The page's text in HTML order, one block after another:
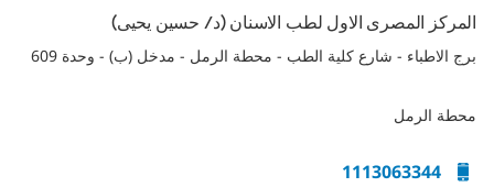
المركز المصرى الاول لطب الاسنان (د/ حسين يحيى)
برج الاطباء - شارع كلية الطب - محطة الرمل - مدخل (ب) - وحدة 609
محطة الرمل
1113063344